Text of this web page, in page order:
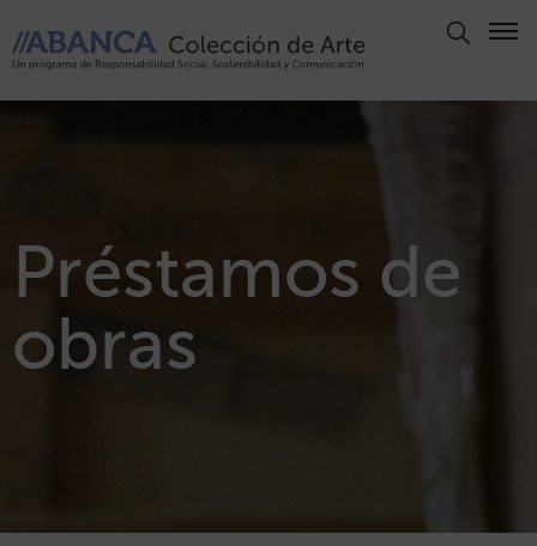
Préstamos de
obras
Aviso
Politica
de
Cookies
Panel
ABANCA